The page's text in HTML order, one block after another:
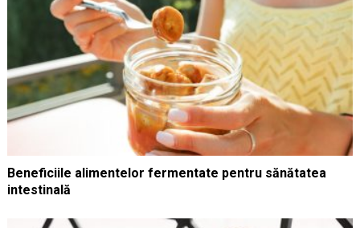
Beneficiile alimentelor fermentate pentru sănătatea
intestinală